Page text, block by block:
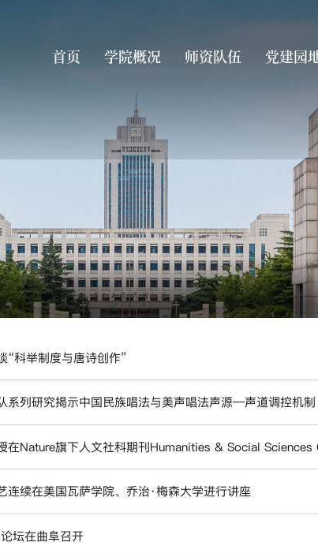
首页 学院概况 师资队伍 党建园
“科举制度与唐诗创作”
系列研究揭示中国民族唱法与美声唱法声源—声道调控机制
在Nature旗下人文社科期刊Humanities & Social
连续在美国瓦萨学院、乔治·梅森大学进行讲座
坛在曲阜召开